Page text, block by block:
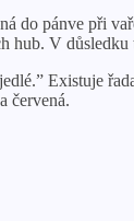
do pánve při
hub. V
Existuje
červená.